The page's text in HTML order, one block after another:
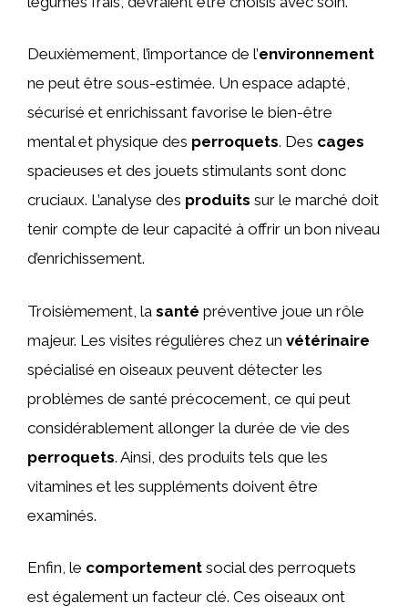
Deuxièmement, l’importance de l’environnement
ne peut être sous-estimée. Un espace adapté,
sécurisé et enrichissant favorise le bien-être
mental et physique des perroquets. Des cages
spacieuses et des jouets stimulants sont donc
cruciaux. L’analyse des produits sur le marché doit
tenir compte de leur capacité à offrir un bon niveau
d’enrichissement.
Troisièmement, la santé préventive joue un rôle
majeur. Les visites régulières chez un vétérinaire
spécialisé en oiseaux peuvent détecter les
problèmes de santé précocement, ce qui peut
considérablement allonger la durée de vie des
perroquets. Ainsi, des produits tels que les
vitamines et les suppléments doivent être
examinés.
Enfin, le comportement social des perroquets
est également un facteur clé. Ces oiseaux ont